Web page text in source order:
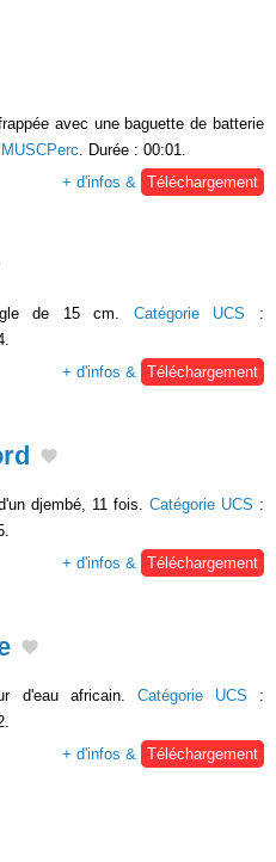
avec une baguette de batterie
MUSCPerc . Durée : 00:01.
+ d'infos &
Téléchargement
de 15 cm. Catégorie UCS :
+ d'infos & Téléchargement
djembé, 11 fois. Catégorie UCS :
+ d'infos & Téléchargement
d'eau africain. Catégorie UCS :
+ d'infos &
Téléchargement